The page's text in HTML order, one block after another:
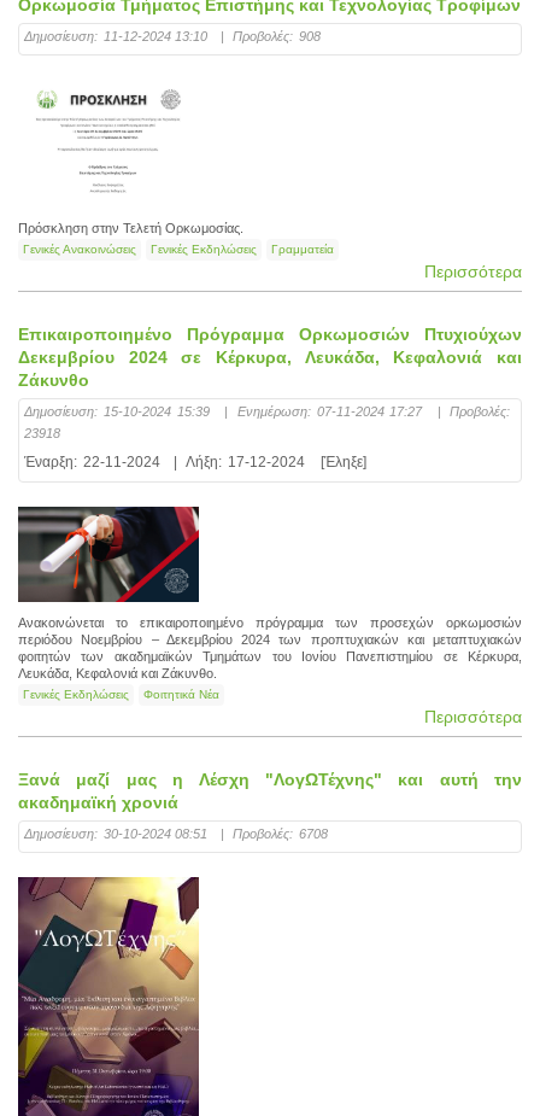
Ορκωμοσία Τμήματος Επιστήμης και Τεχνολογίας Τροφίμων
Δημοσίευση: 11-12-2024 13:10 Προβολές: 908
Πρόσκληση στην Τελετή Ορκωμοσίας.
Γενικές Ανακοινώσεις Γενικές Εκδηλώσεις Γραμματεία
Περισσότερα
Επικαιροποιημένο Πρόγραμμα Ορκωμοσιών Πτυχιούχων
Δεκεμβρίου 2024 σε Κέρκυρα, Λευκάδα, Κεφαλονιά και
Ζάκυνθο
Δημοσίευση: 15-10-2024 15:39 Ενημέρωση: 07-11-2024 17:27
Προβολές:
23918
Έναρξη: 22-11-2024 Λήξη: 17-12-2024 [Έληξε]
Ανακοινώνεται το επικαιροποιημένο πρόγραμμα των προσεχών ορκωμοσιών
περιόδου Νοεμβρίου – Δεκεμβρίου 2024 των προπτυχιακών και μεταπτυχιακών
φοιτητών των ακαδημαϊκών Τμημάτων του Ιονίου Πανεπιστημίου σε Κέρκυρα,
Λευκάδα, Κεφαλονιά και Ζάκυνθο.
Γενικές Εκδηλώσεις Φοιτητικά Νέα
Περισσότερα
Ξανά μαζί μας η Λέσχη "ΛογΩΤέχνης" και αυτή την
ακαδημαϊκή χρονιά
Δημοσίευση: 30-10-2024 08:51 | Προβολές: 6708